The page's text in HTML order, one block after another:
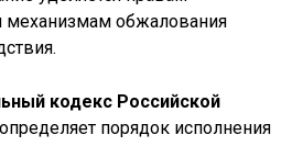
механизмам обжалования
кодекс Российской
определяет порядок исполнения